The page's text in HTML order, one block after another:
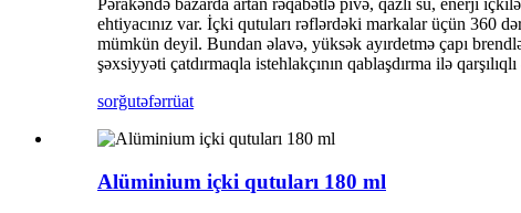
ehtiyacınız var. İçki qutuları rəflərdəki markalar üçün 360
mümkün deyil. Bundan əlavə, yüksək ayırdetmə çapı
şəxsiyyəti çatdırmaqla istehlakçının qablaşdırma ilə
sorğutəfərrüat
Alüminium içki qutuları 180 ml